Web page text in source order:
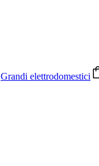
Grandi elettrodomestici